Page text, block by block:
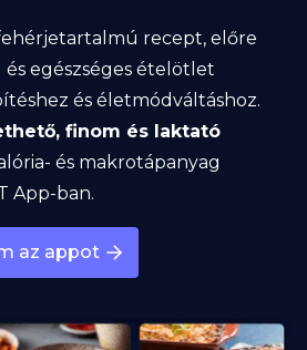
recept, előre
egészséges ételötlet
és életmódváltáshoz.
finom és laktató
és makrotápanyag
App-ban.
az appot